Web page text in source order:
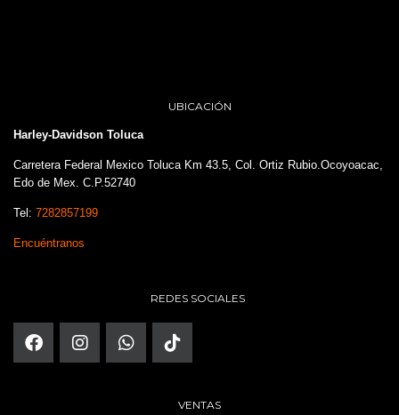
UBICACIÓN
Harley-Davidson Toluca
Carretera Federal Mexico Toluca Km 43.5, Col. Ortiz Rubio.Ocoyoacac,
Edo de Mex. C.P.52740
Tel: 7282857199
Encuéntranos
REDES SOCIALES
VENTAS